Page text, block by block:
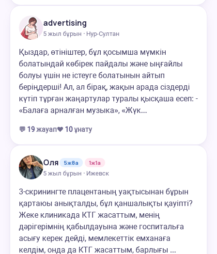
advertising
5 жыл бұрын · Нур-Султан
Қыздар, өтініштер, бұл қосымша мүмкін
болатындай көбірек пайдалы және ыңғайлы
болуы үшін не істеуге болатынын айтып
беріңдерші! Ал, ал бірақ, жақын арада сіздерді
күтіп тұрған жаңартулар туралы қысқаша есеп: -
«Балаға арналған музыка», «Жүк…
💬 19жауап❤️ 10ұнату
Оля 5ж8а
1ж1а
5 жыл бұрын · Ижевск
3-скринингте плацентаның уақтысынан бұрын
қартаюы анықталды, бұл қаншалықты қауіпті?
Жеке клиникада КТГ жасаттым, менің
дәрігерімнің қабылдауына және госпитальға
асығу керек дейді, мемлекеттік емханаға
келдім, онда да КТГ жасаттым, барлығы …